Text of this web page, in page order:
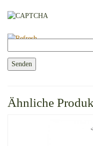
Ähnliche